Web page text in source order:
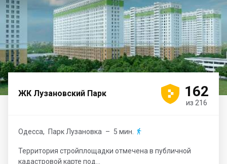
ЖК Лузановский Парк 



 162
из 216
Одесса, Парк Лузановка – 5 мин. 
Территория стройплощадки отмечена в публичной
кадастровой карте под...